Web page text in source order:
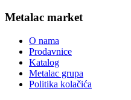
Metalac market
O nama
Prodavnice
Katalog
Metalac grupa
Politika kolačića